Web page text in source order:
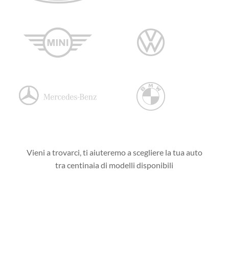
Vieni a trovarci, ti aiuteremo a scegliere la tua auto
tra centinaia di modelli disponibili